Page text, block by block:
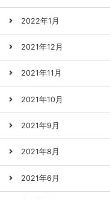
2022年1月
2021年12月
2021年11月
2021年10月
2021年9月
2021年8月
2021年6月